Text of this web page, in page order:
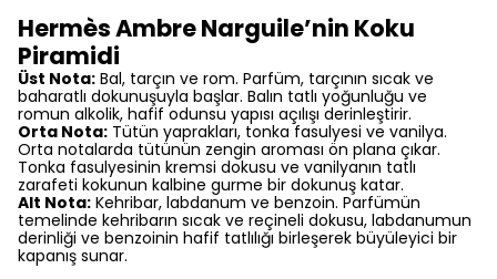
Hermès Ambre Narguile’nin Koku
Piramidi
Üst Nota: Bal, tarçın ve rom. Parfüm, tarçının sıcak ve
baharatlı dokunuşuyla başlar. Balın tatlı yoğunluğu ve
romun alkolik, hafif odunsu yapısı açılışı derinleştirir.
Orta Nota: Tütün yaprakları, tonka fasulyesi ve vanilya.
Orta notalarda tütünün zengin aroması ön plana çıkar.
Tonka fasulyesinin kremsi dokusu ve vanilyanın tatlı
zarafeti kokunun kalbine gurme bir dokunuş katar.
Alt Nota: Kehribar, labdanum ve benzoin. Parfümün
temelinde kehribarın sıcak ve reçineli dokusu, labdanumun
derinliği ve benzoinin hafif tatlılığı birleşerek büyüleyici bir
kapanış sunar.